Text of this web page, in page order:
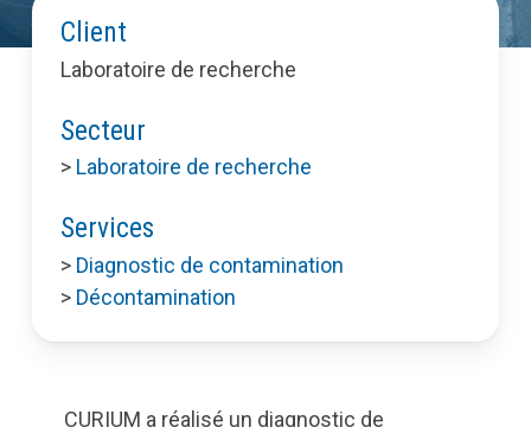
Client
Laboratoire de recherche
Secteur
> Laboratoire de recherche
Services
> Diagnostic de contamination
> Décontamination
CURIUM a réalisé un diagnostic de